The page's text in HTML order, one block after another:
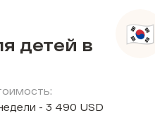
детей в
- 3 490 USD